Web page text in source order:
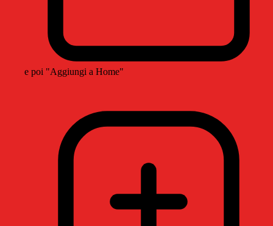
e poi "Aggiungi a Home"